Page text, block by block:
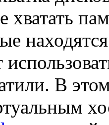
хватать
В